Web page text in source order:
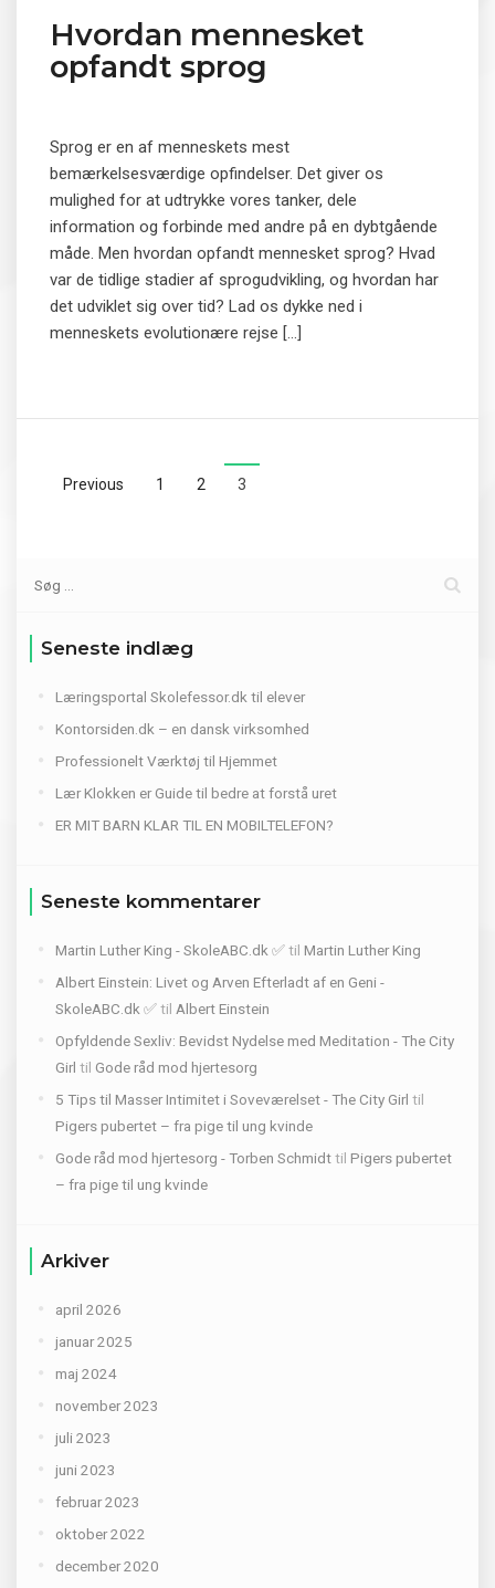
Hvordan mennesket
opfandt sprog
Sprog er en af ​​menneskets mest
bemærkelsesværdige opfindelser. Det giver os
mulighed for at udtrykke vores tanker, dele
information og forbinde med andre på en dybtgående
måde. Men hvordan opfandt mennesket sprog? Hvad
var de tidlige stadier af sprogudvikling, og hvordan har
det udviklet sig over tid? Lad os dykke ned i
menneskets evolutionære rejse […]
Previous 1 2 3
Seneste indlæg
Læringsportal Skolefessor.dk til elever
Kontorsiden.dk – en dansk virksomhed
Professionelt Værktøj til Hjemmet
Lær Klokken er Guide til bedre at forstå uret
ER MIT BARN KLAR TIL EN MOBILTELEFON?
Seneste kommentarer
Martin Luther King - SkoleABC.dk ✅til Martin Luther King
Albert Einstein: Livet og Arven Efterladt af en Geni -
SkoleABC.dk ✅til Albert Einstein
Opfyldende Sexliv: Bevidst Nydelse med Meditation - The City
Girl til Gode råd mod hjertesorg
5 Tips til Masser Intimitet i Soveværelset - The City Girl til
Pigers pubertet – fra pige til ung kvinde
Gode råd mod hjertesorg - Torben Schmidttil Pigers pubertet
– fra pige til ung kvinde
Arkiver
april 2026
januar 2025
maj 2024
november 2023
juli 2023
juni 2023
februar 2023
oktober 2022
december 2020